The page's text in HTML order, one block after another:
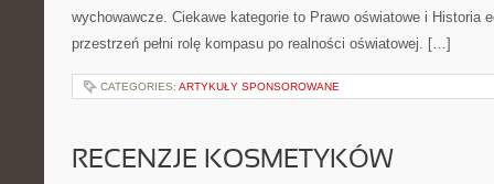
wychowawcze. Ciekawe kategorie to Prawo oświatowe i Historia
przestrzeń pełni rolę kompasu po realności oświatowej. […]
CATEGORIES: ARTYKUŁY SPONSOROWANE
RECENZJE KOSMETYKÓW